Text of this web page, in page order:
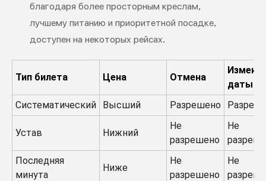
благодаря более просторным креслам,
лучшему питанию и приоритетной посадке,
доступен на некоторых рейсах.
Тип билета Цена Отмена
даты
Систематический
Высший Разрешено
Устав Нижний
Не
разрешено
Не
Последняя
минута
Ниже
Не
разрешено
Не